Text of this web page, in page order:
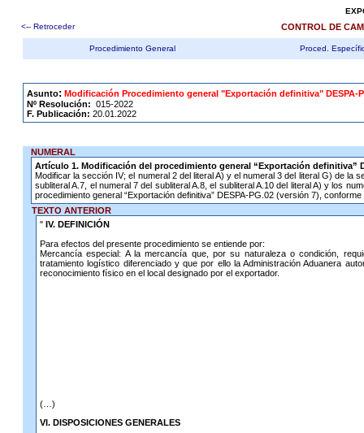
<-- Retroceder
CONTROL DE
Procedimiento General Proced.
Asunto: Modificación Procedimiento general "Exportación definitiva" DESPA-
Nº Resolución: 015-2022
F. Publicación: 20.01.2022
NUMERAL
Artículo 1. Modificación del procedimiento general “Exportación definitiva”
Modificar la sección IV; el numeral 2 del literal A) y el numeral 3 del literal G) de la
subliteral A.7, el numeral 7 del subliteral A.8, el subliteral A.10 del literal A) y los
procedimiento general “Exportación definitiva” DESPA-PG.02 (versión 7),
TEXTO ANTERIOR
" IV. DEFINICIÓN
Para efectos del presente procedimiento se entiende por:
Mercancía especial: A la mercancía que, por su naturaleza o condición,
tratamiento logístico diferenciado y que por ello la Administración Aduanera
reconocimiento físico en el local designado por el exportador.
(…)
VI. DISPOSICIONES GENERALES